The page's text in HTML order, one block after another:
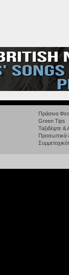
Πράσινα
Green Tips
Taξιδέψτε
Προσωπικά